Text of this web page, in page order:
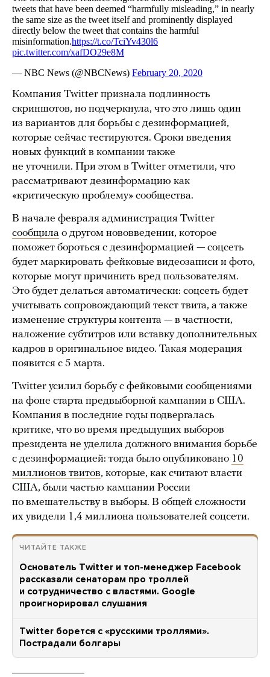
Компания Twitter признала подлинность
скриншотов, но подчеркнула, что это лишь один
из вариантов для борьбы с дезинформацией,
которые сейчас тестируются. Сроки введения
новых функций в компании также
не уточнили. При этом в Twitter отметили, что
рассматривают дезинформацию как
«критическую проблему» сообщества.
В начале февраля администрация Twitter
сообщила о другом нововведении, которое
поможет бороться с дезинформацией — соцсеть
будет маркировать фейковые видеозаписи и фото,
которые могут причинить вред пользователям.
Это будет делаться автоматически: соцсеть будет
учитывать сопровождающий текст твита, а также
изменение структуры контента — в частности,
наложение субтитров или вставку дополнительных
кадров в оригинальное видео. Такая модерация
появится с 5 марта.
Twitter усилил борьбу с фейковыми сообщениями
на фоне старта предвыборной кампании в США.
Компания в последние годы подвергалась
критике, что во время предыдущих выборов
президента не уделила должного внимания борьбе
с дезинформацией: тогда было опубликовано 10
миллионов твитов, которые, как считают власти
США, были частью кампании России
по вмешательству в выборы. В общей сложности
их увидели 1,4 миллиона пользователей соцсети.
ЧИТАЙТЕ ТАКЖЕ
Основатель Twitter и топ-менеджер Facebook
рассказали сенаторам про троллей
и сотрудничество с властями. Google
проигнорировал слушания
Twitter борется с «русскими троллями».
Пострадали болгары